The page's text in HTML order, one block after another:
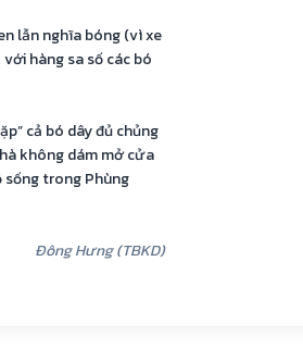
lẫn nghĩa bóng (vì xe
hàng sa số các bó
cả bó dây đủ chủng
không dám mở cửa
sống trong Phùng
Đông Hưng (TBKD)